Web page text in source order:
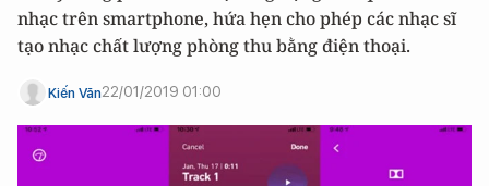
nhạc trên smartphone, hứa hẹn cho phép các nhạc sĩ
tạo nhạc chất lượng phòng thu bằng điện thoại.
Kiến Văn22/01/2019 01:00